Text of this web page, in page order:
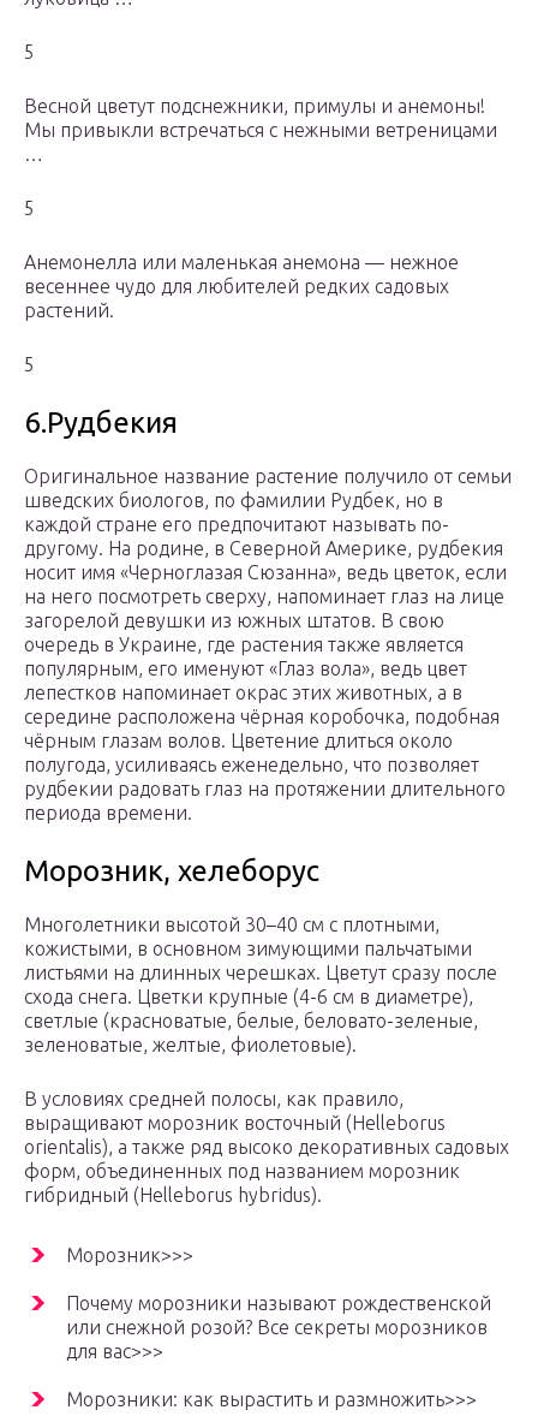
5
Весной цветут подснежники, примулы и анемоны!
Мы привыкли встречаться с нежными ветреницами
…
5
Анемонелла или маленькая анемона — нежное
весеннее чудо для любителей редких садовых
растений.
5
6.Рудбекия
Оригинальное название растение получило от семьи
шведских биологов, по фамилии Рудбек, но в
каждой стране его предпочитают называть по-
другому. На родине, в Северной Америке, рудбекия
носит имя «Черноглазая Сюзанна», ведь цветок, если
на него посмотреть сверху, напоминает глаз на лице
загорелой девушки из южных штатов. В свою
очередь в Украине, где растения также является
популярным, его именуют «Глаз вола», ведь цвет
лепестков напоминает окрас этих животных, а в
середине расположена чёрная коробочка, подобная
чёрным глазам волов. Цветение длиться около
полугода, усиливаясь еженедельно, что позволяет
рудбекии радовать глаз на протяжении длительного
периода времени.
Морозник, хелеборус
Многолетники высотой 30–40 см с плотными,
кожистыми, в основном зимующими пальчатыми
листьями на длинных черешках. Цветут сразу после
схода снега. Цветки крупные (4-6 см в диаметре),
светлые (красноватые, белые, беловато-зеленые,
зеленоватые, желтые, фиолетовые).
В условиях средней полосы, как правило,
выращивают морозник восточный (Helleborus
orientalis), а также ряд высоко декоративных садовых
форм, объединенных под названием морозник
гибридный (Helleborus hybridus).
Морозник>>>
Почему морозники называют рождественской
или снежной розой? Все секреты морозников
для вас>>>
Морозники: как вырастить и размножить>>>